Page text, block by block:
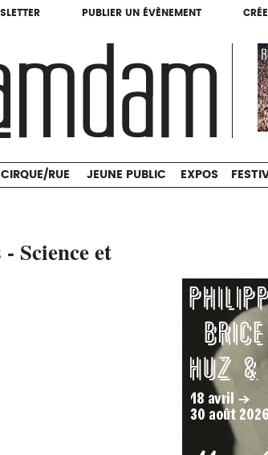
PUBLIER UN ÉVÈNEMENT
PUBLIER UN ÉVÈNEMENT
CIRQUE/RUE JEUNE PUBLIC
CIRQUE/RUE JEUNE PUBLIC EXPOS
Science et